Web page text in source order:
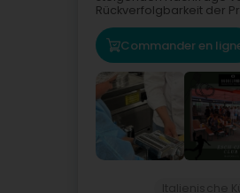
Rückverfolgbarkeit der
Commander en